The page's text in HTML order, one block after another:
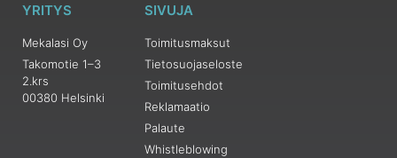
YRITYS
Mekalasi Oy
Takomotie 1–3
2.krs
00380 Helsinki
SIVUJA
Toimitusmaksut
Tietosuojaseloste
Toimitusehdot
Reklamaatio
Palaute
Whistleblowing